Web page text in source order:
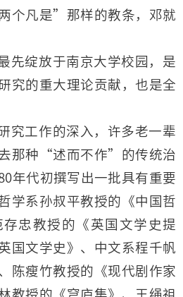
个凡是”那样的教条，邓就
先绽放于南京大学校园，是
究的重大理论贡献，也是全
究工作的深入，许多老一辈
那种“述而不作”的传统治
年代初撰写出一批具有重要
学系孙叔平教授的《中国哲
忠教授的《英国文学史提
国文学史》、中文系程千帆
陈瘦竹教授的《现代剧作家
教授的《穹庐集》、王绳祖